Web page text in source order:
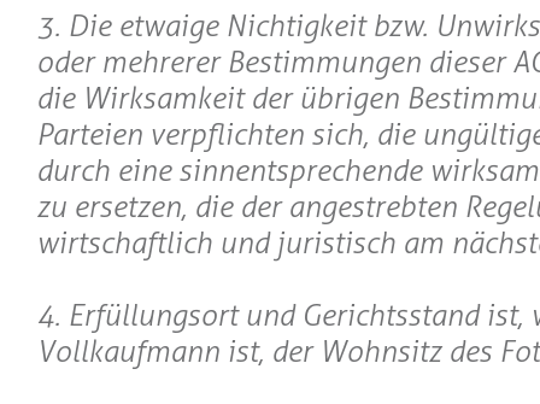
3. Die etwaige Nichtigkeit bzw.
oder mehrerer Bestimmungen dieser
die Wirksamkeit der übrigen
Parteien verpflichten sich, die
durch eine sinnentsprechende
zu ersetzen, die der angestrebten
wirtschaftlich und juristisch am
4. Erfüllungsort und Gerichtsstand ist,
Vollkaufmann ist, der Wohnsitz des